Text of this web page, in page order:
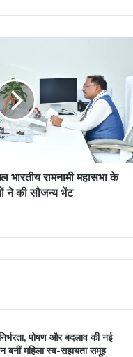
रामनामी महासभा के
ने की सौजन्य भेंट
पोषण और बदलाव की नई
बनीं महिला स्व-सहायता समूह